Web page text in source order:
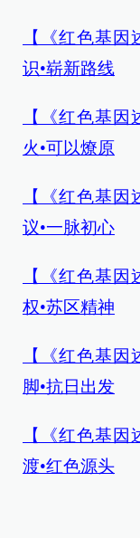
【《红色基
识•崭新路线
【《红色基
火•可以燎原
【《红色基
议•一脉初心
【《红色基
权•苏区精神
【《红色基
脚•抗日出发
【《红色基
渡•红色源头